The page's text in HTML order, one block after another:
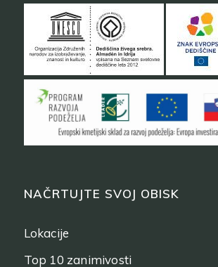
NAČRTUJTE SVOJ OBISK
Lokacije
Top 10 zanimivosti